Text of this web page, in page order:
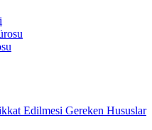
Edilmesi Gereken Hususlar